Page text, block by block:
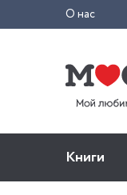
О нас
Книги